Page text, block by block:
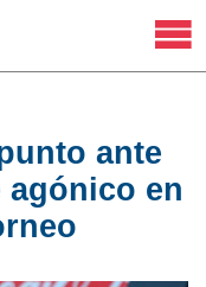
ante
en